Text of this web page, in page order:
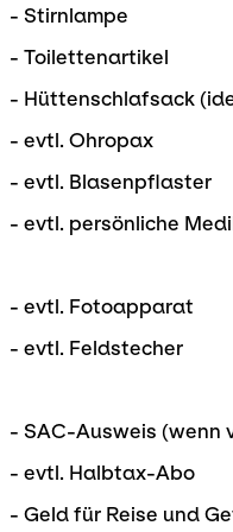
- Stirnlampe
- Toilettenartikel
- Hüttenschlafsack
- evtl. Ohropax
- evtl. Blasenpflaster
- evtl. persönliche
- evtl. Fotoapparat
- evtl. Feldstecher
- SAC-Ausweis (wenn
- evtl. Halbtax-Abo
- Geld für Reise und